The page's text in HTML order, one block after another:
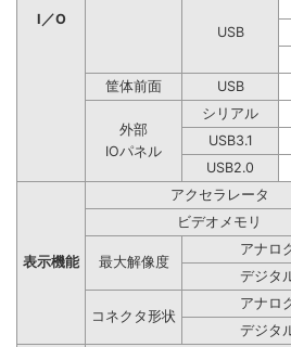
I／O
USB
筐体前面
USB
外部
IOパネル
シリアル
USB3.1
USB2.0
表示機能
アクセラレータ
ビデオメモリ
最大解像度
アナロ
デジタ
コネクタ形状
アナロ
デジタ